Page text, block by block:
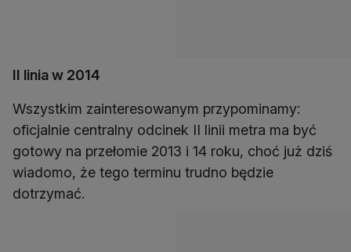
II linia w 2014
Wszystkim zainteresowanym przypominamy:
oficjalnie centralny odcinek II linii metra ma być
gotowy na przełomie 2013 i 14 roku, choć już dziś
wiadomo, że tego terminu trudno będzie
dotrzymać.